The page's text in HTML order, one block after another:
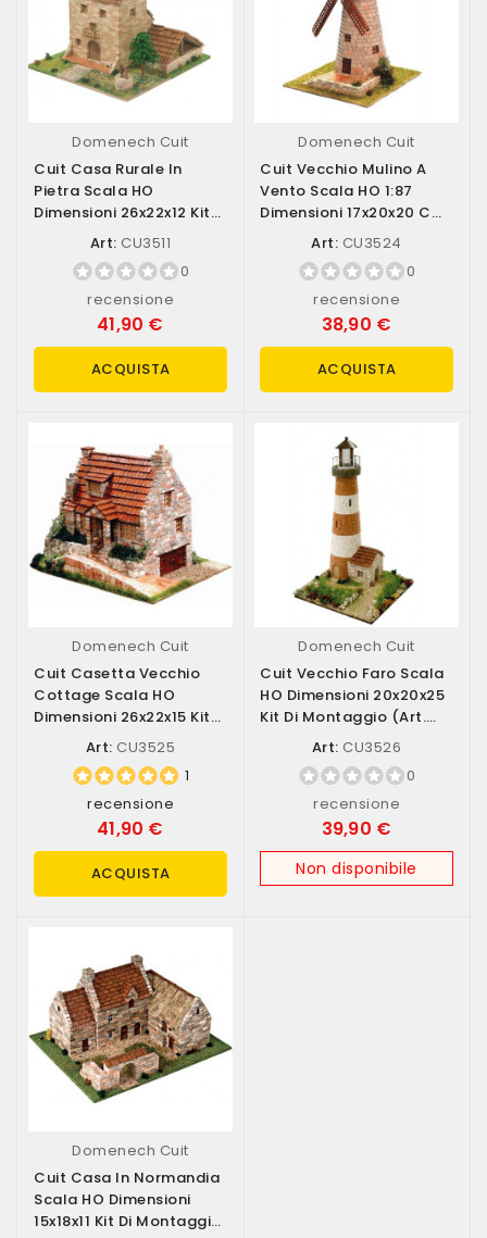
Domenech Cuit
Cuit Casa Rurale In
Pietra Scala HO
Dimensioni 26x22x12 Kit
Di Montaggio...
Art: CU3511
0
recensione
41,90 €
ACQUISTA
Domenech Cuit
Cuit Vecchio Mulino A
Vento Scala HO 1:87
Dimensioni 17x20x20 Cm
Art: CU3524
0
recensione
38,90 €
ACQUISTA
Domenech Cuit
Cuit Casetta Vecchio
Cottage Scala HO
Dimensioni 26x22x15 Kit
Di Montaggio...
Art: CU3525
1
recensione
41,90 €
ACQUISTA
Domenech Cuit
Cuit Vecchio Faro Scala
HO Dimensioni 20x20x25
Kit Di Montaggio (art.
CU3526)Art: CU3526
0
recensione
39,90 €
Non disponibile
Domenech Cuit
Cuit Casa In Normandia
Scala HO Dimensioni
15x18x11 Kit Di Montaggio